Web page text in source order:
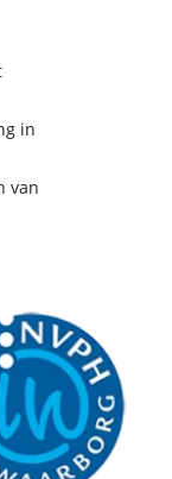
in
van